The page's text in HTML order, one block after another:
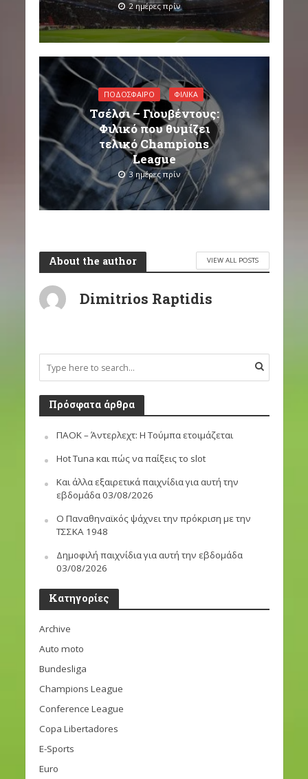
2 ημέρες πρίν
ΠΟΔΌΣΦΑΙΡΟ ΦΙΛΙΚΆ
Τσέλσι – Γιουβέντους:
Φιλικό που θυμίζει
τελικό Champions
League
3 ημέρες πρίν
About the author VIEW ALL POSTS
Dimitrios Raptidis
Πρόσφατα άρθρα
ΠΑΟΚ – Άντερλεχτ: Η Τούμπα ετοιμάζεται
Hot Tuna και πώς να παίξεις το slot
Και άλλα εξαιρετικά παιχνίδια για αυτή την
εβδομάδα 03/08/2026
Ο Παναθηναϊκός ψάχνει την πρόκριση με την
ΤΣΣΚΑ 1948
Δημοφιλή παιχνίδια για αυτή την εβδομάδα
03/08/2026
Kατηγορίες
Archive
Auto moto
Bundesliga
Champions League
Conference League
Copa Libertadores
E-Sports
Euro